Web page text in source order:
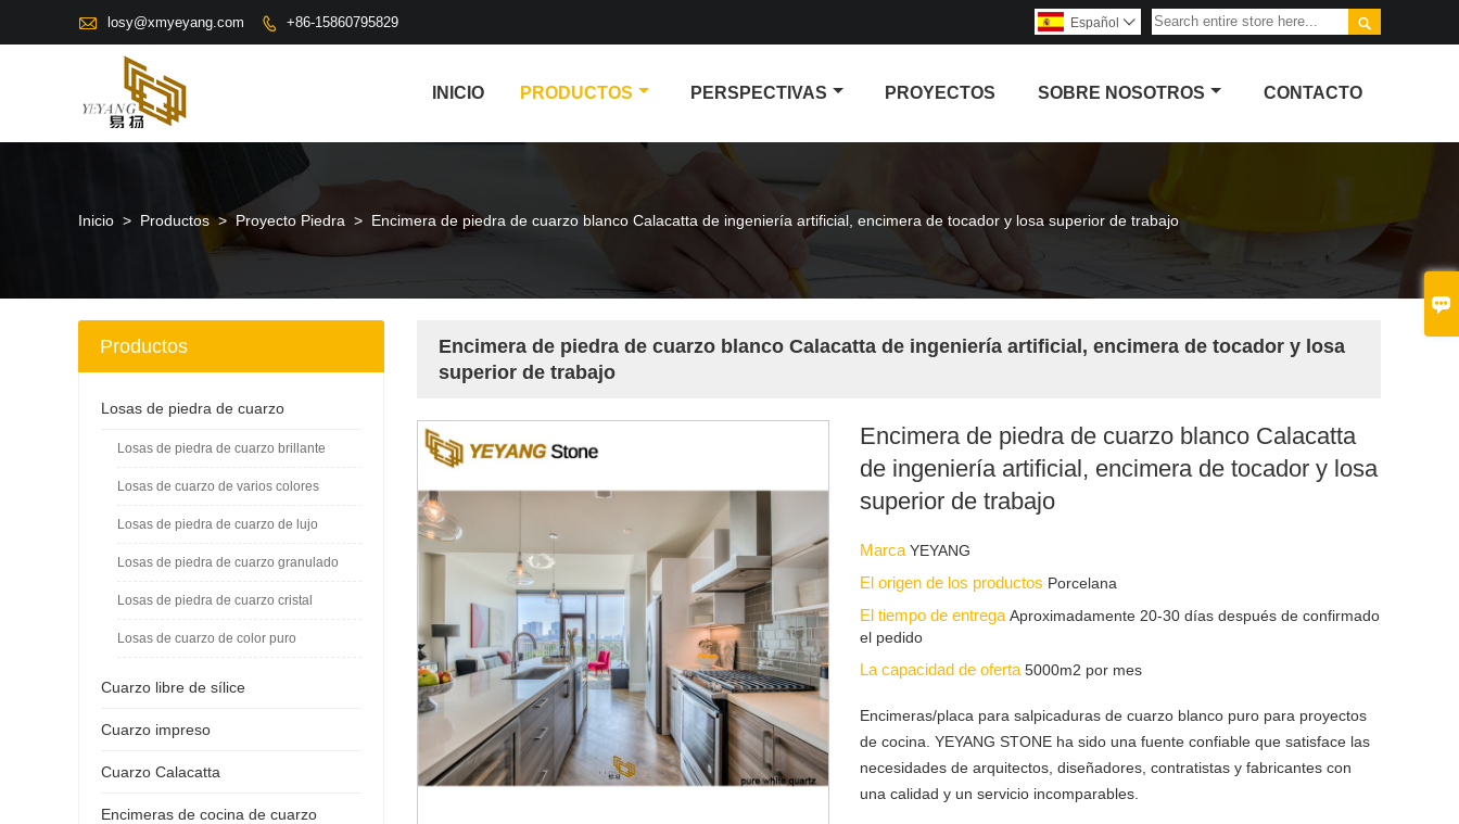

 losy@xmyeyang.com  +86-15860795829 
Español 
INICIO PRODUCTOS PERSPECTIVAS PROYECTOS SOBRE NOSOTROS CONTACTO
Inicio > Productos > Proyecto Piedra > Encimera de piedra de cuarzo blanco Calacatta de ingeniería artificial, encimera de tocador y losa superior de trabajo
Encimera de piedra de cuarzo blanco Calacatta de ingeniería artificial, encimera de tocador y losa
superior de trabajo
Encimera de piedra de cuarzo blanco Calacatta
de ingeniería artificial, encimera de tocador y losa
superior de trabajo
MarcaYEYANG
El origen de los productos Porcelana
El tiempo de entregaAproximadamente 20-30 días después de confirmado
el pedido
La capacidad de oferta5000m2 por mes
Encimeras/placa para salpicaduras de cuarzo blanco puro para proyectos
de cocina. YEYANG STONE ha sido una fuente confiable que satisface las
necesidades de arquitectos, diseñadores, contratistas y fabricantes con
una calidad y un servicio incomparables.
Productos
Losas de piedra de cuarzo
Losas de piedra de cuarzo brillante
Losas de cuarzo de varios colores
Losas de piedra de cuarzo de lujo
Losas de piedra de cuarzo granulado
Losas de piedra de cuarzo cristal
Losas de cuarzo de color puro
Cuarzo libre de sílice
Cuarzo impreso
Cuarzo Calacatta
Encimeras de cocina de cuarzo